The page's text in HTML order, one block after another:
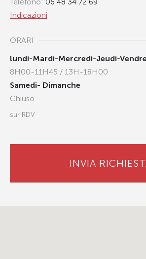
Indicazioni
ORARI
lundi-Mardi-Mercredi-Jeudi-
8H00-11H45 / 13H-18H00
Samedi- Dimanche
Chiuso
sur RDV
INVIA